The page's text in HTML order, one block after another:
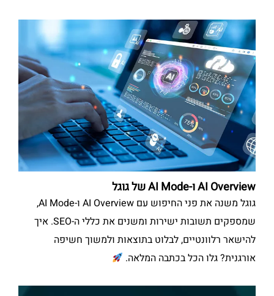
AI Overview ו-AI Mode של גוגל
גוגל משנה את פני החיפוש עם AI Overview ו-AI Mode,
שמספקים תשובות ישירות ומשנים את כללי ה-SEO. איך
להישאר רלוונטיים, לבלוט בתוצאות ולמשוך חשיפה
אורגנית? גלו הכל בכתבה המלאה.